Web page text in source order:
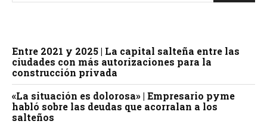
Entre 2021 y 2025 | La capital salteña entre las
ciudades con más autorizaciones para la
construcción privada
«La situación es dolorosa» | Empresario pyme
habló sobre las deudas que acorralan a los
salteños